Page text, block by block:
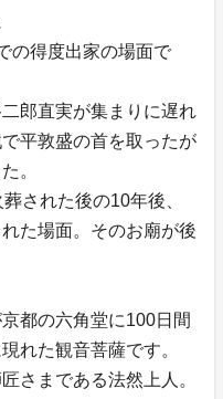
の得度出家の場面で
郎直実が集まりに遅れ
平敦盛の首を取ったが
。
された後の10年後、
た場面。そのお廟が後
都の六角堂に100日間
れた観音菩薩です。
さまである法然上人。